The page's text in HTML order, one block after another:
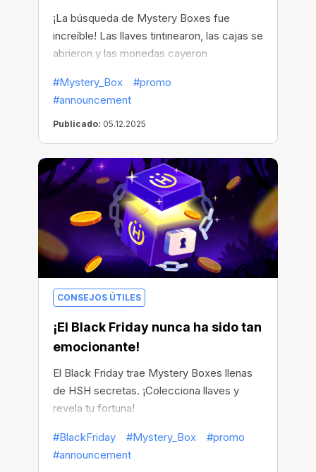
¡La búsqueda de Mystery Boxes fue
increíble! Las llaves tintinearon, las cajas se
abrieron y las monedas cayeron
#Mystery_Box
#promo
#announcement
Publicado: 05.12.2025
CONSEJOS ÚTILES
¡El Black Friday nunca ha sido tan
emocionante!
El Black Friday trae Mystery Boxes llenas
de HSH secretas. ¡Colecciona llaves y
revela tu fortuna!
#BlackFriday #Mystery_Box
#promo
#announcement